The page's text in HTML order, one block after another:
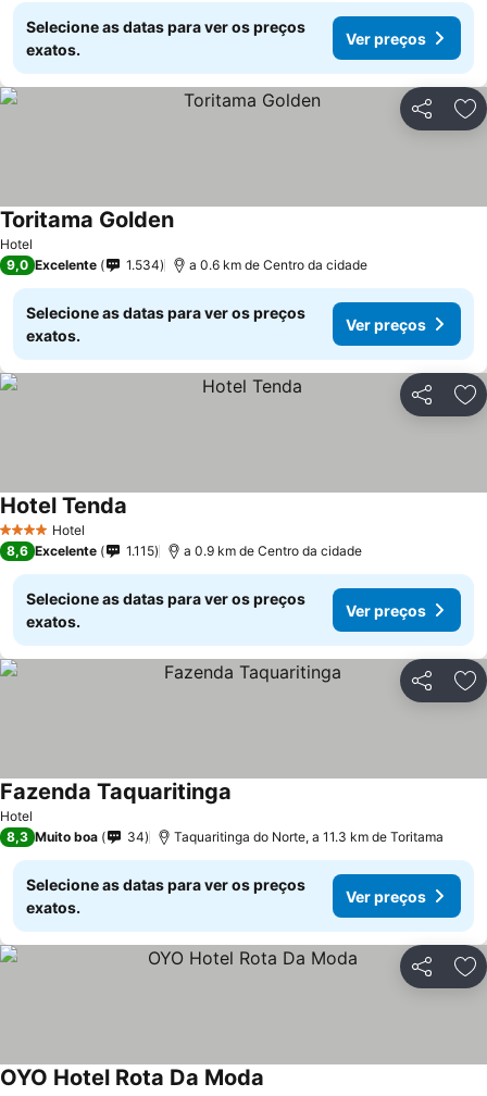
Selecione as datas para ver os preços
exatos.
Ver preços
Partilhar
Hotel
Toritama Golden
9,0 Excelente 1.534 a 0.6 km de Centro da cidade
Selecione as datas para ver os preços
exatos.
Ver preços
Partilhar
4 EstrelasHotel
Hotel Tenda
8,6 Excelente 1.115 a 0.9 km de Centro da cidade
Selecione as datas para ver os preços
exatos.
Ver preços
Partilhar
Hotel
Fazenda Taquaritinga
8,3 Muito boa 34 Taquaritinga do Norte, a 11.3 km de Toritama
Selecione as datas para ver os preços
exatos.
Ver preços
Partilhar
OYO Hotel Rota Da Moda